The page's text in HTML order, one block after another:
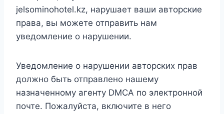
jelsominohotel.kz, нарушает ваши авторские
права, вы можете отправить нам
уведомление о нарушении.
Уведомление о нарушении авторских прав
должно быть отправлено нашему
назначенному агенту DMCA по электронной
почте. Пожалуйста, включите в него